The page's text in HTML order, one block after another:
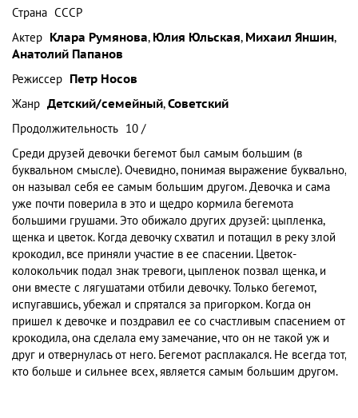
Страна СССР
Актер Клара Румянова, Юлия Юльская, Михаил Яншин,
Анатолий Папанов
Режиссер Петр Носов
Жанр Детский/семейный,Советский
Продолжительность 10 /
Среди друзей девочки бегемот был самым большим (в
буквальном смысле). Очевидно, понимая выражение буквально,
он называл себя ее самым большим другом. Девочка и сама
уже почти поверила в это и щедро кормила бегемота
большими грушами. Это обижало других друзей: цыпленка,
щенка и цветок. Когда девочку схватил и потащил в реку злой
крокодил, все приняли участие в ее спасении. Цветок-
колокольчик подал знак тревоги, цыпленок позвал щенка, и
они вместе с лягушатами отбили девочку. Только бегемот,
испугавшись, убежал и спрятался за пригорком. Когда он
пришел к девочке и поздравил ее со счастливым спасением от
крокодила, она сделала ему замечание, что он не такой уж и
друг и отвернулась от него. Бегемот расплакался. Не всегда тот,
кто больше и сильнее всех, является самым большим другом.